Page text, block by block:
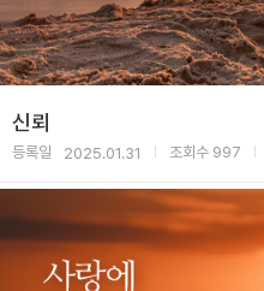
신뢰
등록일 2025.01.31 조회수 997